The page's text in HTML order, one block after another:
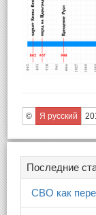
© Я русский
Последние
СВО как